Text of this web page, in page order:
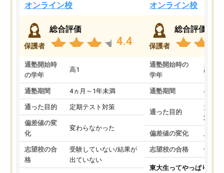
オンライン校
保護者
総合評価
4.4
通塾開始時
の学年
高1
通塾期間 4ヵ月～1年未満
通った目的 定期テスト対策
偏差値の変
化
変わらなかった
志望校の合
格
受験していない/結果が
出ていない
オンライン校
保護者
総合評価
通塾開始時の
学年
高3
通塾期間 4ヵ月
通った目的
大学
対策
偏差値の変化 上が
志望校の合格 合格
東大生ってやっぱりすご